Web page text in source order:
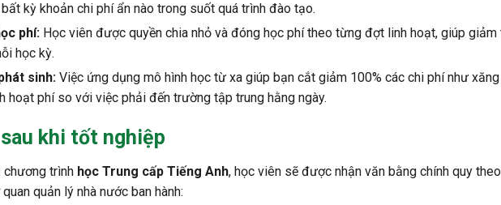
kỳ khoản chi phí ẩn nào trong suốt quá trình đào tạo.
phí:Học viên được quyền chia nhỏ và đóng học phí theo từng đợt linh hoạt, giúp
học kỳ.
sinh:Việc ứng dụng mô hình học từ xa giúp bạn cắt giảm 100% các chi phí như
hoạt phí so với việc phải đến trường tập trung hằng ngày.
khi tốt nghiệp
chương trình học Trung cấp Tiếng Anh, học viên sẽ được nhận văn bằng chính quy
quản lý nhà nước ban hành: